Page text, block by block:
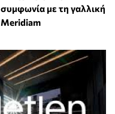
συμφωνία με τη γαλλική
Meridiam